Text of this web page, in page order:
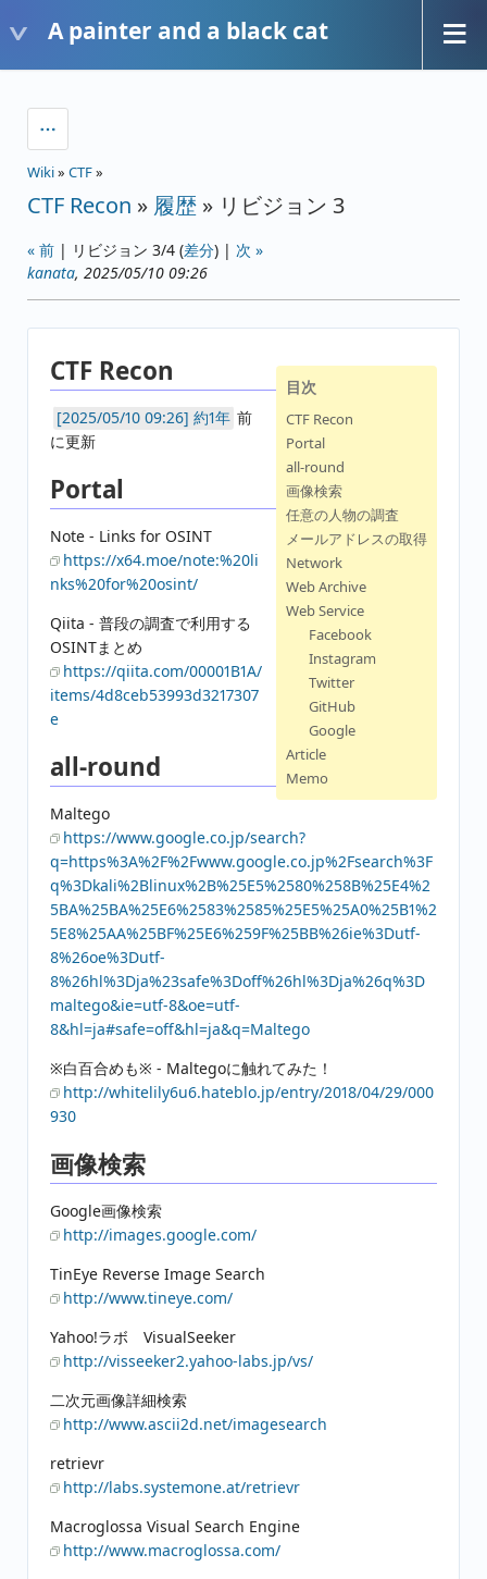
A painter and a black cat
Wiki» CTF»
CTF Recon » 履歴 » リビジョン 3
« 前 | リビジョン 3/4 (差分) | 次 »
kanata, 2025/05/10 09:26
目次
CTF Recon
Portal
all-round
画像検索
任意の人物の調査
メールアドレスの取得
Network
Web Archive
Web Service
Facebook
Instagram
Twitter
GitHub
Google
Article
Memo
CTF Recon
約1年 前
に更新
Portal
Note - Links for OSINT
https://x64.moe/note:%20li
nks%20for%20osint/
Qiita - 普段の調査で利用する
OSINTまとめ
https://qiita.com/00001B1A/
items/4d8ceb53993d3217307
e
all-round
Maltego
https://www.google.co.jp/search?
q=https%3A%2F%2Fwww.google.co.jp%2Fsearch%3F
q%3Dkali%2Blinux%2B%25E5%2580%258B%25E4%2
5BA%25BA%25E6%2583%2585%25E5%25A0%25B1%2
5E8%25AA%25BF%25E6%259F%25BB%26ie%3Dutf-
8%26oe%3Dutf-
8%26hl%3Dja%23safe%3Doff%26hl%3Dja%26q%3D
maltego&ie=utf-8&oe=utf-
8&hl=ja#safe=off&hl=ja&q=Maltego
※白百合めも※ - Maltegoに触れてみた！
http://whitelily6u6.hateblo.jp/entry/2018/04/29/000
930
画像検索
Google画像検索
http://images.google.com/
TinEye Reverse Image Search
http://www.tineye.com/
Yahoo!ラボ VisualSeeker
http://visseeker2.yahoo-labs.jp/vs/
二次元画像詳細検索
http://www.ascii2d.net/imagesearch
retrievr
http://labs.systemone.at/retrievr
Macroglossa Visual Search Engine
http://www.macroglossa.com/